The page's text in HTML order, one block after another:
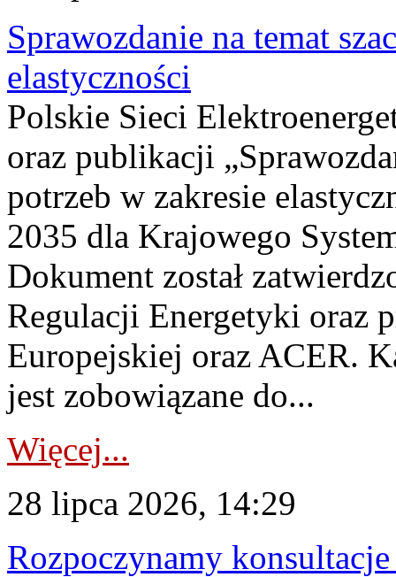
Sprawozdanie na temat
elastyczności
Polskie Sieci
oraz publikacji
potrzeb w zakresie
2035 dla Krajowego
Dokument został
Regulacji Energetyki oraz
Europejskiej oraz ACER.
jest zobowiązane do...
Więcej...
28 lipca 2026, 14:29
Rozpoczynamy